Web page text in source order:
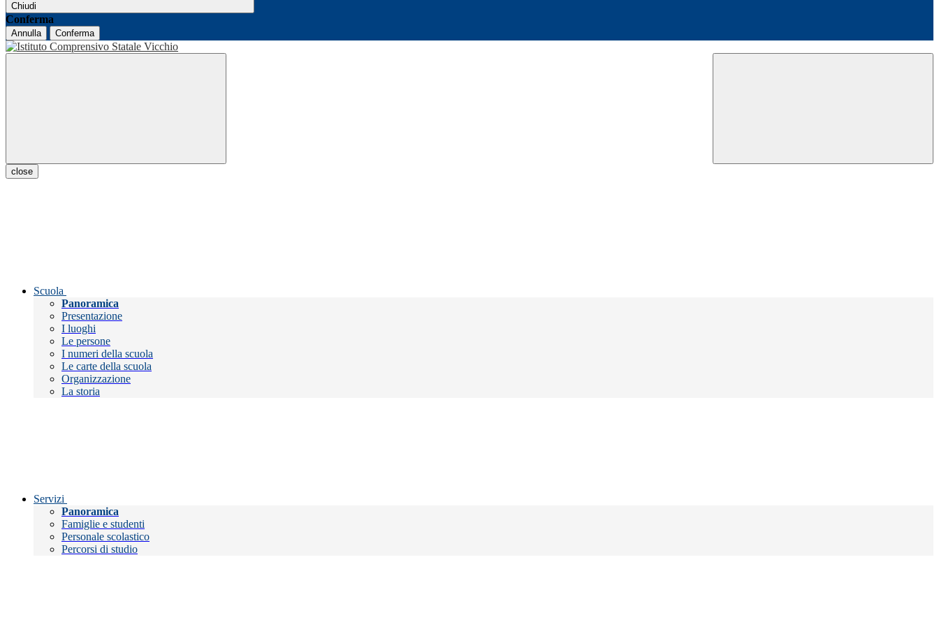
Chiudi
Conferma
Annulla Conferma
close
Scuola
Panoramica
Presentazione
I luoghi
Le persone
I numeri della scuola
Le carte della scuola
Organizzazione
La storia
Servizi
Panoramica
Famiglie e studenti
Personale scolastico
Percorsi di studio